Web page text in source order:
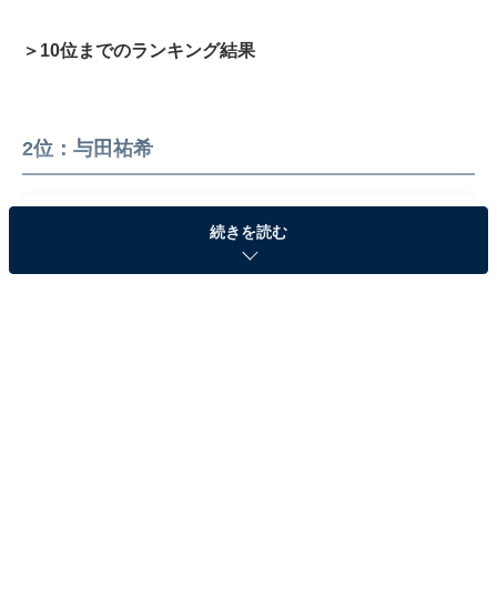
＞10位までのランキング結果
2位：与田祐希
続きを読む